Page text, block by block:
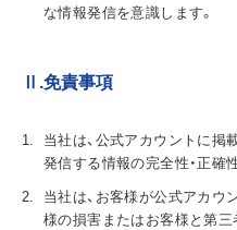
な情報発信を意識します。
Ⅱ.免責事項
当社は、公式アカウントに
発信する情報の完全性・正確
当社は、お客様が公式アカ
様の損害またはお客様と第